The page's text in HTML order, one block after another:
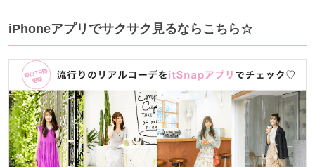
iPhoneアプリでサクサク見るならこちら☆